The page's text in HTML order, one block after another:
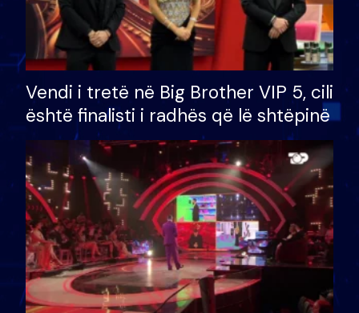
Vendi i tretë në Big Brother VIP 5, cili
është finalisti i radhës që lë shtëpinë